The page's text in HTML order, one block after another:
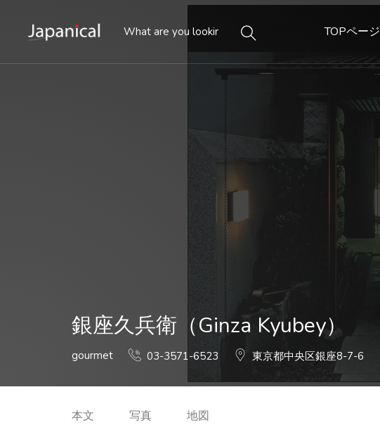
TOPページ
銀座久兵衛（Ginza Kyubey）
gourmet 03-3571-6523 東京都中央区銀座8-7-6
本文 写真 地図